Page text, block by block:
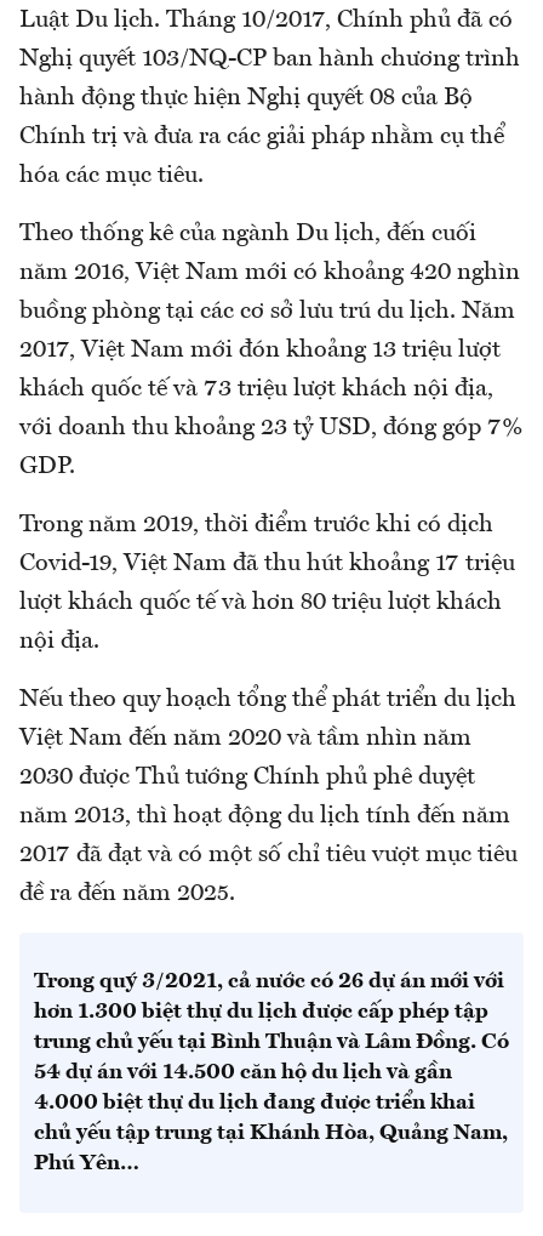
Luật Du lịch. Tháng 10/2017, Chính phủ đã có
Nghị quyết 103/NQ-CP ban hành chương trình
hành động thực hiện Nghị quyết 08 của Bộ
Chính trị và đưa ra các giải pháp nhằm cụ thể
hóa các mục tiêu.
Theo thống kê của ngành Du lịch, đến cuối
năm 2016, Việt Nam mới có khoảng 420 nghìn
buồng phòng tại các cơ sở lưu trú du lịch. Năm
2017, Việt Nam mới đón khoảng 13 triệu lượt
khách quốc tế và 73 triệu lượt khách nội địa,
với doanh thu khoảng 23 tỷ USD, đóng góp 7%
GDP.
Trong năm 2019, thời điểm trước khi có dịch
Covid-19, Việt Nam đã thu hút khoảng 17 triệu
lượt khách quốc tế và hơn 80 triệu lượt khách
nội địa.
Nếu theo quy hoạch tổng thể phát triển du lịch
Việt Nam đến năm 2020 và tầm nhìn năm
2030 được Thủ tướng Chính phủ phê duyệt
năm 2013, thì hoạt động du lịch tính đến năm
2017 đã đạt và có một số chỉ tiêu vượt mục tiêu
đề ra đến năm 2025.
Trong quý 3/2021, cả nước có 26 dự án mới với
hơn 1.300 biệt thự du lịch được cấp phép tập
trung chủ yếu tại Bình Thuận và Lâm Đồng. Có
54 dự án với 14.500 căn hộ du lịch và gần
4.000 biệt thự du lịch đang được triển khai
chủ yếu tập trung tại Khánh Hòa, Quảng Nam,
Phú Yên…